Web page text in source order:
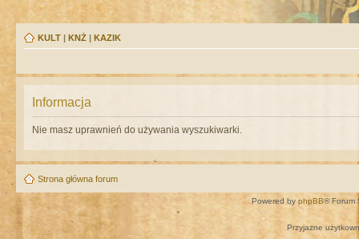
KULT | KNŻ | KAZIK
Informacja
Nie masz uprawnień do używania wyszukiwarki.
Strona główna forum
Powered by phpBB® Forum
Przyjazne